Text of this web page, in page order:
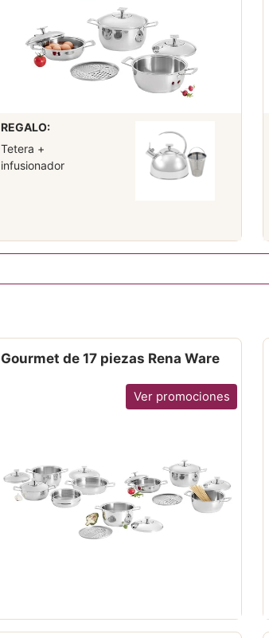
REGALO:
Tetera +
infusionador
Gourmet de 17 piezas Rena Ware
Ver promociones